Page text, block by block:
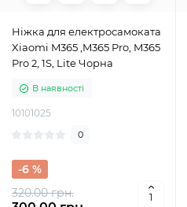
Ніжка для електросамоката
Xiaomi M365 ,M365 Pro, M365
Pro 2, 1S, Lite Чорна
В наявності
10101025
0
320.00 грн.
-6 %